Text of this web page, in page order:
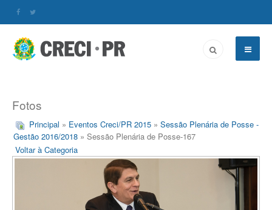
Fotos
Principal » Eventos Creci/PR 2015 » Sessão Plenária de Posse -
Gestão 2016/2018 » Sessão Plenária de Posse-167
Voltar à Categoria